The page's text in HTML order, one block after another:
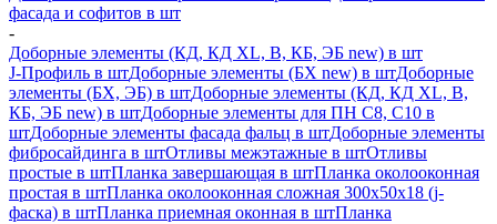
фасада и софитов в шт
-
Доборные элементы (КД, КД XL, В, КБ, ЭБ new) в шт
J-Профиль в штДоборные элементы (БХ new) в штДоборные
элементы (БХ, ЭБ) в штДоборные элементы (КД, КД XL, В,
КБ, ЭБ new) в штДоборные элементы для ПН С8, С10 в
штДоборные элементы фасада фальц в штДоборные элементы
фибросайдинга в штОтливы межэтажные в штОтливы
простые в штПланка завершающая в штПланка околооконная
простая в штПланка околооконная сложная 300х50х18 (j-
фаска) в штПланка приемная оконная в штПланка